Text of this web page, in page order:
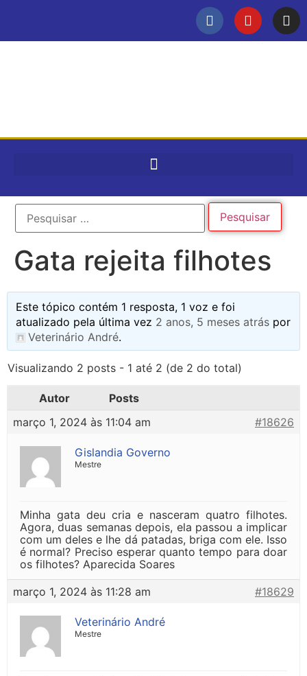
Gata rejeita filhotes
Este tópico contém 1 resposta, 1 voz e foi
atualizado pela última vez 2 anos, 5 meses atráspor
Veterinário André.
Visualizando 2 posts - 1 até 2 (de 2 do total)
Autor
Posts
março 1, 2024 às 11:04 am
#18626
Gislandia Governo
Mestre
Minha gata deu cria e nasceram quatro filhotes.
Agora, duas semanas depois, ela passou a implicar
com um deles e lhe dá patadas, briga com ele. Isso
é normal? Preciso esperar quanto tempo para doar
os filhotes? Aparecida Soares
março 1, 2024 às 11:28 am
#18629
Veterinário André
Mestre